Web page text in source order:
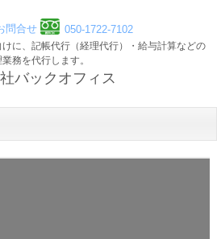
問合せ 050-1722-7102
に、記帳代行（経理代行）・給与計算などの
務を代行します。
バックオフィス